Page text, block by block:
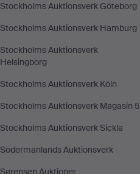
Stockholms Auktionsverk Göteborg
Stockholms Auktionsverk Hamburg
Stockholms Auktionsverk
Helsingborg
Stockholms Auktionsverk Köln
Stockholms Auktionsverk Magasin 5
Stockholms Auktionsverk Sickla
Södermanlands Auktionsverk
Sørensen Auktioner